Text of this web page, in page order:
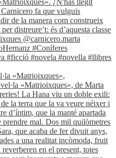
«Matrioixques»,